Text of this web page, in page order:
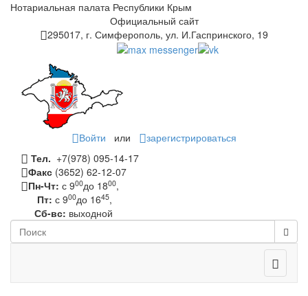
Нотариальная палата Республики Крым
Официальный сайт
295017, г. Симферополь, ул. И.Гаспринского, 19
Войти или
зарегистрироваться
Тел. +7(978) 095-14-17
Факс (3652) 62-12-07
Пн-Чт: с 900до 1800,
Пт: с 900до 1645,
Сб-вс: выходной
Toggle